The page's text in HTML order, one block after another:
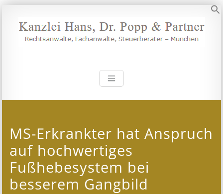
Inhalt
springen
Kanzlei Hans,
MS-Erkrankter hat Anspruch
auf hochwertiges
Fußhebesystem bei
besserem Gangbild